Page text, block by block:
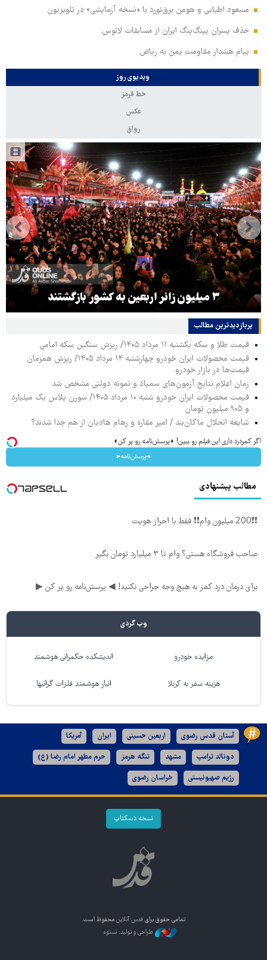
مسعود اطیابی و هومن برق‌نورد با «نسخه آزمایشی» در تلویزیون
حذف پسران پینگ‌پنگ ایران از مسابقات لائوس
پیام هشدار مقاومت یمن به ریاض
ویدیوی روز
خط قرمز
عکس
رواق
۳ میلیون زائر اربعین به کشور بازگشتند
پربازدیدترین‌ مطالب
قیمت طلا و سکه یکشنبه ۱۱ مرداد ۱۴۰۵/ ریزش سنگین سکه امامی
قیمت محصولات ایران خودرو چهارشنبه ۱۴ مرداد ۱۴۰۵/ ریزش همزمان
قیمت‌ها در بازار خودرو
زمان اعلام نتایج آزمون‌های سمپاد و نمونه دولتی مشخص شد
قیمت محصولات ایران خودرو شنبه ۱۰ مرداد ۱۴۰۵/ سورن پلاس یک میلیارد
و ۹۰۵ میلیون تومان
شایعه انحلال ماکان‌بند / امیر مقاره و رهام هادیان از هم جدا شدند؟
اگر کمردرد داری این فیلم رو ببین! ◗پرسش‌نامه رو پر کن◖
◂پرسش‌نامه▸
مطالب پیشنهادی
❗❗200 میلیون وام❗❗ فقط با احراز هویت
صاحب فروشگاه هستی؟ وام تا ۳ میلیارد تومان بگیر
برای درمان درد کمر به هیچ وجه جراحی نکنید! ◀ پرسش‌نامه رو پر کن ▶
وب گردی
مزایده خودرو اندیشکده حکمرانی هوشمند
هزینه سفر به کربلا انبار هوشمند فلزات گرانبها
آستان قدس رضوی اربعین حسینی ایران آمریکا
دونالد ترامپ مشهد تنگه هرمز حرم مطهر امام رضا (ع)
رژیم صهیونیستی خراسان رضوی
نسخه دسکتاپ
تمامی حقوق برای قدس آنلاین محفوظ است.
طراحی و تولید: نستوه